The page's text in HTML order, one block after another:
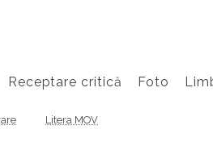
Receptare critică Foto
Litera MOV